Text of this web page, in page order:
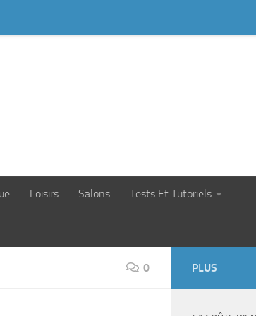
Loisirs Salons Tests Et Tutoriels
0 PLUS